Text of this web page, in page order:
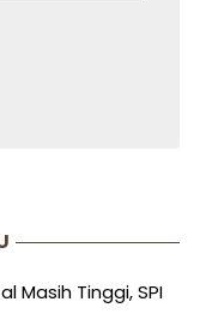
Masih Tinggi, SPI